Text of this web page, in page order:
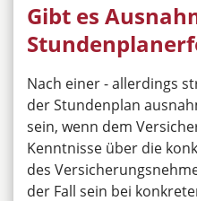
Gibt es
Nach einer - allerdings
der Stundenplan
sein, wenn dem
Kenntnisse über die
des
der Fall sein bei